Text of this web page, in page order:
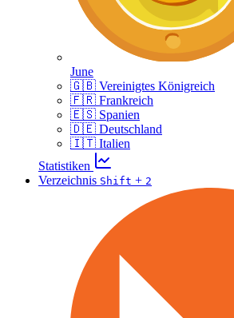
June
🇬🇧 Vereinigtes Königreich
🇫🇷 Frankreich
🇪🇸 Spanien
🇩🇪 Deutschland
🇮🇹 Italien
Statistiken
Verzeichnis Shift + 2